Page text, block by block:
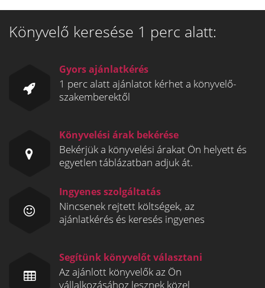
Könyvelő keresése 1 perc alatt:
Gyors ajánlatkérés
1 perc alatt ajánlatot kérhet a könyvelő-
szakemberektől
Könyvelési árak bekérése
Bekérjük a könyvelési árakat Ön helyett és
egyetlen táblázatban adjuk át.
Ingyenes szolgáltatás
Nincsenek rejtett költségek, az
ajánlatkérés és keresés ingyenes
Segítünk könyvelőt választani
Az ajánlott könyvelők az Ön
vállalkozásához lesznek közel